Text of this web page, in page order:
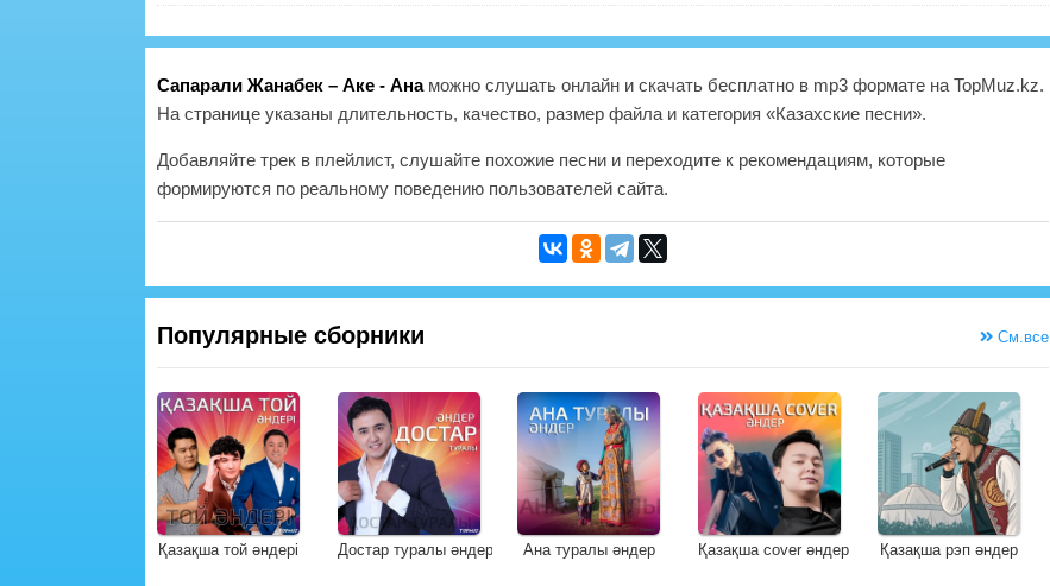
Сапарали Жанабек – Аке - Анаможно слушать онлайн и скачать бесплатно в mp3 формате на TopMuz.kz.
На странице указаны длительность, качество, размер файла и категория «Казахские песни».
Добавляйте трек в плейлист, слушайте похожие песни и переходите к рекомендациям, которые
формируются по реальному поведению пользователей сайта.
Популярные сборники См.все
Қазақша той әндері Достар туралы әндер Ана туралы әндер Қазақша cover әндер Қазақша рэп әндер